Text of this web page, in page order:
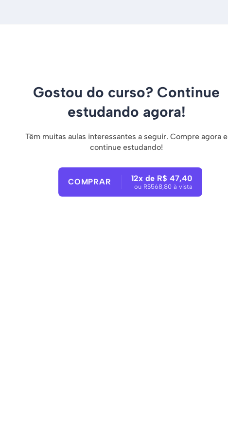
Gostou do curso? Continue
estudando agora!
Têm muitas aulas interessantes a seguir. Compre agora e
continue estudando!
COMPRAR 12x de R$ 47,40
ou R$568,80 à vista